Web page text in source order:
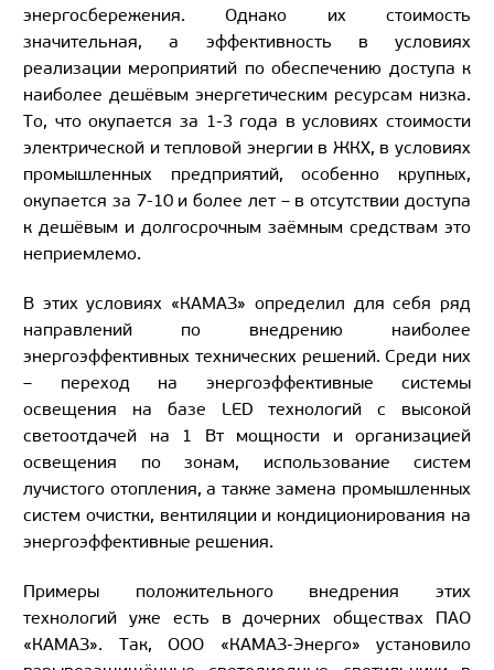
энергосбережения. Однако их стоимость
значительная, а эффективность в условиях
реализации мероприятий по обеспечению доступа к
наиболее дешёвым энергетическим ресурсам низка.
То, что окупается за 1-3 года в условиях стоимости
электрической и тепловой энергии в ЖКХ, в условиях
промышленных предприятий, особенно крупных,
окупается за 7-10 и более лет – в отсутствии доступа
к дешёвым и долгосрочным заёмным средствам это
неприемлемо.
В этих условиях «КАМАЗ» определил для себя ряд
направлений по внедрению наиболее
энергоэффективных технических решений. Среди них
– переход на энергоэффективные системы
освещения на базе LED технологий с высокой
светоотдачей на 1 Вт мощности и организацией
освещения по зонам, использование систем
лучистого отопления, а также замена промышленных
систем очистки, вентиляции и кондиционирования на
энергоэффективные решения.
Примеры положительного внедрения этих
технологий уже есть в дочерних обществах ПАО
«КАМАЗ». Так, ООО «КАМАЗ-Энерго» установило